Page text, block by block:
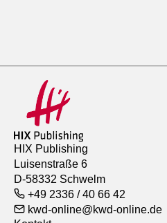
HIX Publishing
Luisenstraße 6
D-58332 Schwelm
+49 2336 / 40 66 42
kwd-online@kwd-online.de